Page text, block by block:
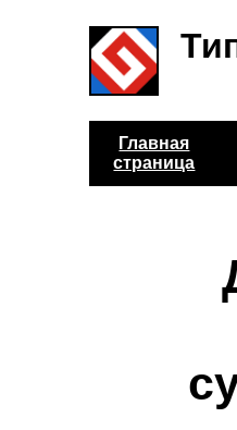
Главная
страница